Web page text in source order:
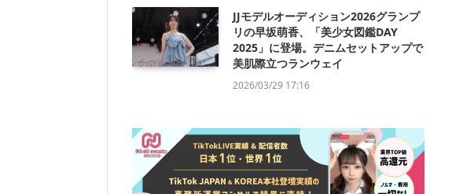
JJモデルオーディション2026グランプ
リの早坂萌香、「美少女図鑑DAY
2025」に登場。デニムセットアップで
美肌際立つランウェイ
2026/03/29 17:16